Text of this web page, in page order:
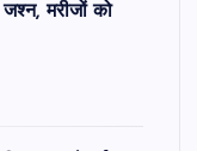
मरीजों को